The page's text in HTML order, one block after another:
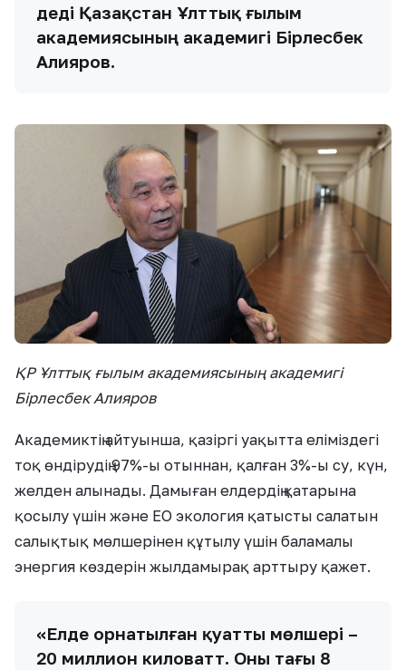
деді Қазақстан Ұлттық ғылым
академиясының академигі Бірлесбек
Алияров.
ҚР Ұлттық ғылым академиясының академигі
Бірлесбек Алияров
Академиктің айтуынша, қазіргі уақытта еліміздегі
тоқ өндірудің 97%-ы отыннан, қалған 3%-ы су, күн,
желден алынады. Дамыған елдердің қатарына
қосылу үшін және ЕО экология қатысты салатын
салықтық мөлшерінен құтылу үшін баламалы
энергия көздерін жылдамырақ арттыру қажет.
«Елде орнатылған қуатты мөлшері –
20 миллион киловатт. Оны тағы 8